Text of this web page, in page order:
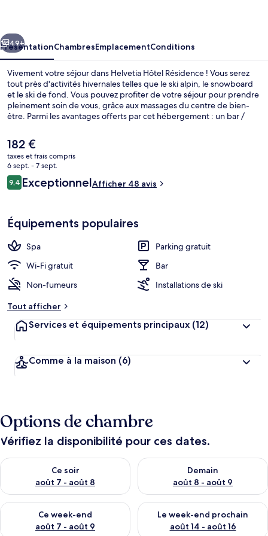
Suivant
49+
PrésentationChambresEmplacementConditions
Vivement votre séjour dans Helvetia Hôtel Résidence ! Vous serez
tout près d'activités hivernales telles que le ski alpin, le snowboard
et le ski de fond. Vous pouvez profiter de votre séjour pour prendre
pleinement soin de vous, grâce aux massages du centre de bien-
être. Parmi les avantages offerts par cet hébergement : un bar /
blanche apprécieront la possibilité d'acheter des forfaits de ski, le
local à ski et les cours de skis.
Le
prix
actuel
est
de
182 €
taxes et frais compris
6 sept. - 7 sept.
Avis
voyageurs
9,49,4 sur 10
ExceptionnelAfficher 48 avis
Équipements populaires
Spa
Parking gratuit
Wi-Fi gratuit
Bar
Non-fumeurs
Installations de ski
Tout afficher
Services et équipements principaux (12)
Comme à la maison (6)
Options de chambre
Vérifiez la disponibilité pour ces dates.
Ce soir
août 7 - août 8
Vérifier la disponibilité pour ce soir août 7 - août 8
Demain
août 8 - août 9
Vérifier la disponibilité pour
Ce week-end
août 7 - août 9
Vérifier la disponibilité pour ce week-end août 7 - août 9
Le week-end prochain
août 14 - août 16
Vérifier la disponibilité pour